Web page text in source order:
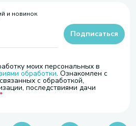
и новинок
моих персональных в
обработки. Ознакомлен с
с обработкой,
последствиями дачи
Подписаться